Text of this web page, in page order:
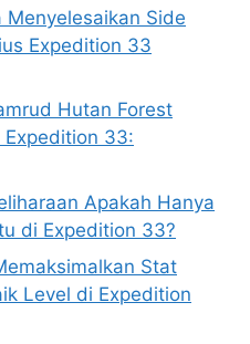
Menyelesaikan Side
Expedition 33
Hutan Forest
Expedition 33:
Apakah Hanya
di Expedition 33?
Stat
Level di Expedition